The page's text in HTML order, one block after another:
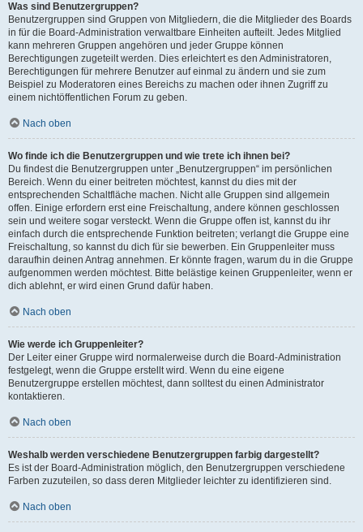
Was sind Benutzergruppen?
Benutzergruppen sind Gruppen von Mitgliedern, die die Mitglieder des Boards
in für die Board-Administration verwaltbare Einheiten aufteilt. Jedes Mitglied
kann mehreren Gruppen angehören und jeder Gruppe können
Berechtigungen zugeteilt werden. Dies erleichtert es den Administratoren,
Berechtigungen für mehrere Benutzer auf einmal zu ändern und sie zum
Beispiel zu Moderatoren eines Bereichs zu machen oder ihnen Zugriff zu
einem nichtöffentlichen Forum zu geben.
Nach oben
Wo finde ich die Benutzergruppen und wie trete ich ihnen bei?
Du findest die Benutzergruppen unter „Benutzergruppen“ im persönlichen
Bereich. Wenn du einer beitreten möchtest, kannst du dies mit der
entsprechenden Schaltfläche machen. Nicht alle Gruppen sind allgemein
offen. Einige erfordern erst eine Freischaltung, andere können geschlossen
sein und weitere sogar versteckt. Wenn die Gruppe offen ist, kannst du ihr
einfach durch die entsprechende Funktion beitreten; verlangt die Gruppe eine
Freischaltung, so kannst du dich für sie bewerben. Ein Gruppenleiter muss
daraufhin deinen Antrag annehmen. Er könnte fragen, warum du in die Gruppe
aufgenommen werden möchtest. Bitte belästige keinen Gruppenleiter, wenn er
dich ablehnt, er wird einen Grund dafür haben.
Nach oben
Wie werde ich Gruppenleiter?
Der Leiter einer Gruppe wird normalerweise durch die Board-Administration
festgelegt, wenn die Gruppe erstellt wird. Wenn du eine eigene
Benutzergruppe erstellen möchtest, dann solltest du einen Administrator
kontaktieren.
Nach oben
Weshalb werden verschiedene Benutzergruppen farbig dargestellt?
Es ist der Board-Administration möglich, den Benutzergruppen verschiedene
Farben zuzuteilen, so dass deren Mitglieder leichter zu identifizieren sind.
Nach oben